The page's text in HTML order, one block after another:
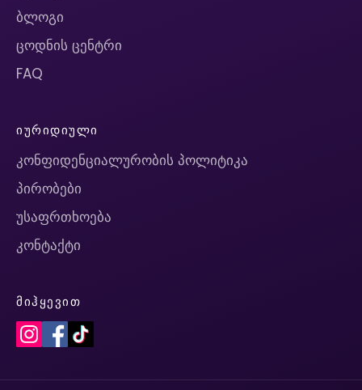
ბლოგი
ცოდნის ცენტრი
FAQ
ᲘᲣᲠᲘᲓᲘᲣᲚᲘ
კონფიდენციალურობის პოლიტიკა
პირობები
უსაფრთხოება
კონტაქტი
ᲛᲘᲰᲧᲔᲕᲘᲗ